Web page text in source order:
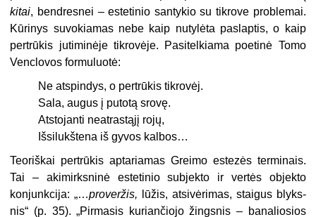
kitai, bendresnei – estetinio santykio su tikrove proble­mai.
Kūrinys suvokiamas nebe kaip nutylėta paslaptis, o kaip
pertrūkis jutiminėje tikrovėje. Pasitelkiama poetinė Tomo
Venclovos formuluotė:
Ne atspindys, o pertrūkis tikrovėj.
Sala, augus į putotą srovę.
Atstojanti neatrastąjį rojų,
Išsilukštena iš gyvos kalbos…
Teoriškai pertrūkis aptariamas Greimo estezės terminais.
Tai – aki­mirksninė estetinio subjekto ir ver­tės objekto
konjunkcija: „…prover­žis, lūžis, atsivėrimas, staigus blyks­
nis“ (p. 35). „Pirmasis kuriančiojo žingsnis – banaliosios